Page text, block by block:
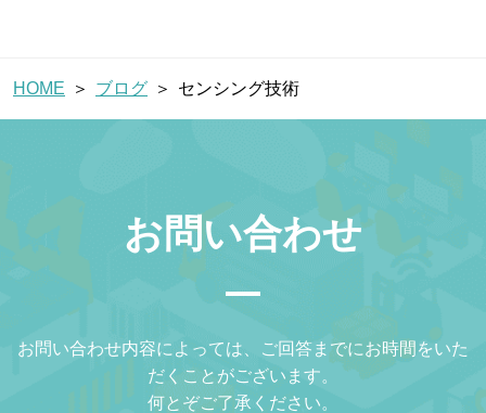
障害・メンテナンス情報
HOME ブログ センシング技術
お問い合わせ
お問い合わせ内容によっては、ご回答までにお時間をいた
だくことがございます。
何とぞご了承ください。